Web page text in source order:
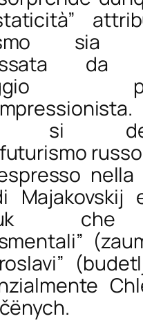
sia
da
si
russo
nella
Majakovskij
(
(